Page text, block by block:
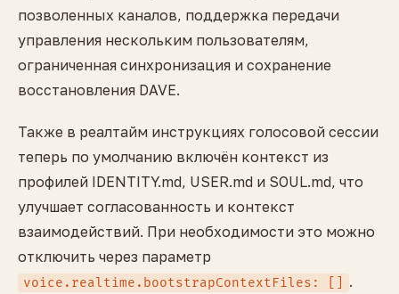
позволенных каналов, поддержка передачи
управления нескольким пользователям,
ограниченная синхронизация и сохранение
восстановления DAVE.
Также в реалтайм инструкциях голосовой сессии
теперь по умолчанию включён контекст из
профилей IDENTITY.md, USER.md и SOUL.md, что
улучшает согласованность и контекст
взаимодействий. При необходимости это можно
отключить через параметр
voice.realtime.bootstrapContextFiles: [] .